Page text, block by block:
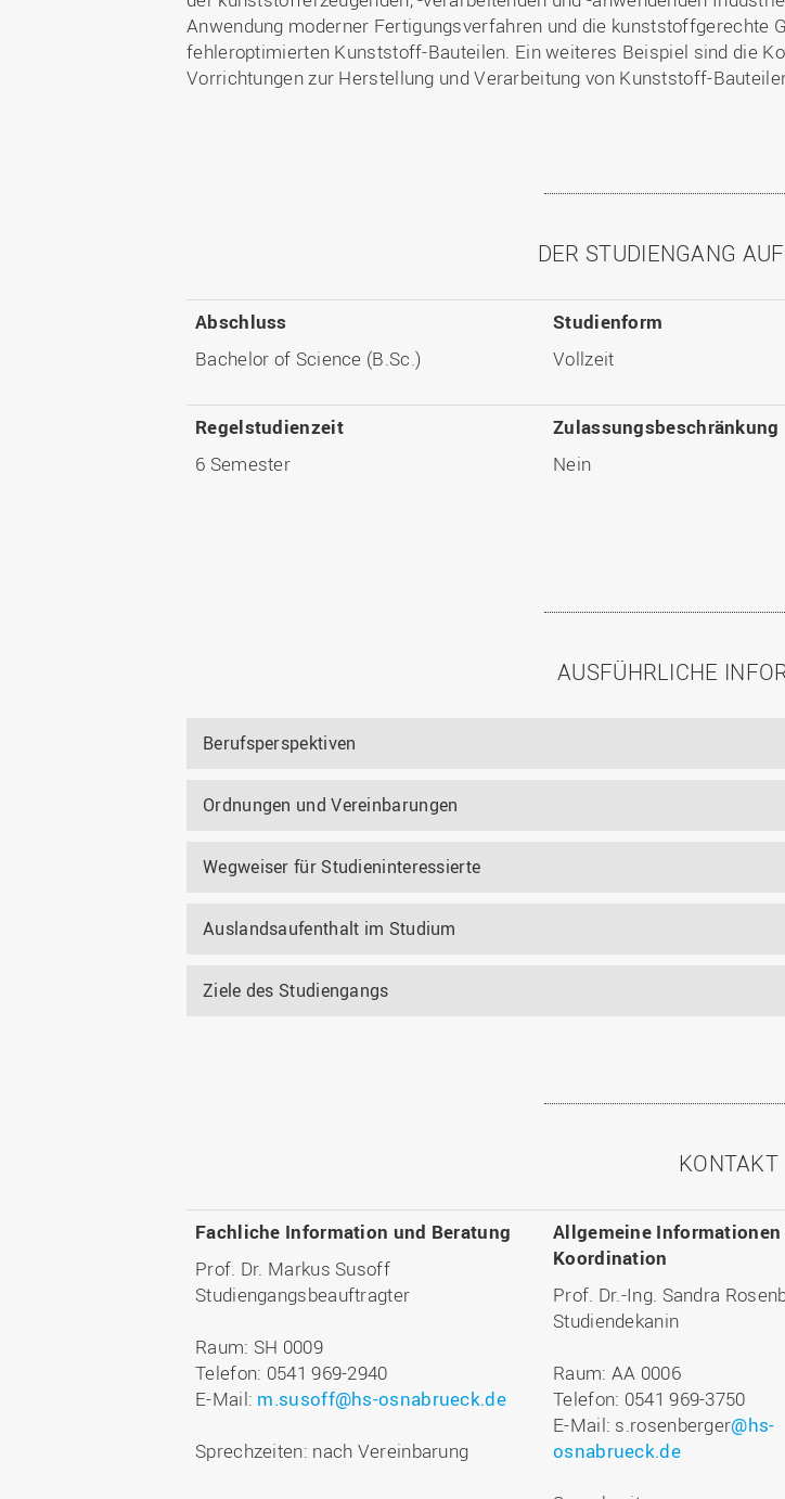
Anwendung moderner Fertigungsverfahren und die kunststoffgerechte
fehleroptimierten Kunststoff-Bauteilen. Ein weiteres Beispiel sind die
Vorrichtungen zur Herstellung und Verarbeitung von Kunststoff-
DER STUDIENGANG
Abschluss
Bachelor of Science (B.Sc.)
Studienform
Vollzeit
Regelstudienzeit
6 Semester
Zulassungsbeschränkung
Nein
AUSFÜHRLICHE
Berufsperspektiven
Ordnungen und Vereinbarungen
Wegweiser für Studieninteressierte
Auslandsaufenthalt im Studium
Ziele des Studiengangs
KONTAKT
Fachliche Information und Beratung
Prof. Dr. Markus Susoff
Studiengangsbeauftragter
Raum: SH 0009
Telefon: 0541 969-2940
E-Mail: m.susoff@hs-osnabrueck.de
Sprechzeiten: nach Vereinbarung
Allgemeine Informationen
Koordination
Prof. Dr.-Ing. Sandra
Studiendekanin
Raum: AA 0006
Telefon: 0541 969-3750
E-Mail: s.rosenberger@hs-
osnabrueck.de